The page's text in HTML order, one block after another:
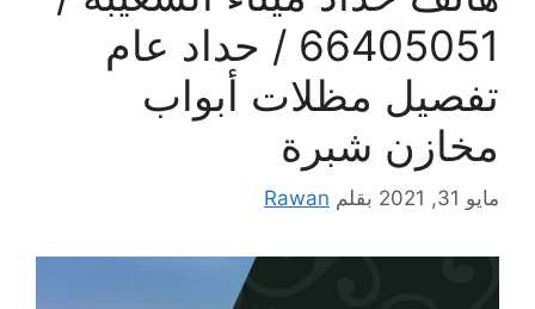
66405051 / حداد عام
تفصيل مظلات أبواب
مخازن شبرة
مايو 31, 2021 بقلم Rawan